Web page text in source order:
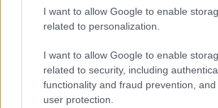
I want to allow Google to enable
related to personalization.
I want to allow Google to enable
related to security, including
functionality and fraud prevention,
user protection.
Baldassarre Castiglione, per cui il
tra l’ “affettazione” del voler
sua grazia e la “sprezzatura” di
dimostrare naturalezza, persino
più costruite. Sarà per tutti questi